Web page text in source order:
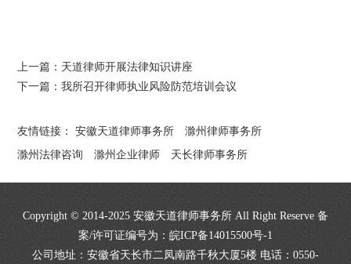
上一篇： 天道律师开展法律知识讲座
下一篇：我所召开律师执业风险防范培训会议
友情链接：安徽天道律师事务所
滁州律师事务所
滁州法律咨询
滁州企业律师 天长律师事务所
Copyright © 2014-2025 安徽天道律师事务所 All Right Reserve 备
案/许可证编号为： 皖ICP备14015500号-1
公司地址：安徽省天长市二凤南路千秋大厦5楼 电话：0550-